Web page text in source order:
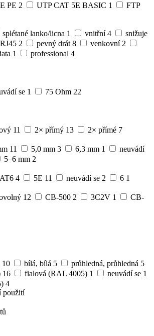
PE 2 UTP CAT 5E BASIC 1
FTP
splétané lanko/licna 1 vnitřní4
snižuje
2 pevný drát 8 venkovní 2
1 professional 4
se 1 75 Ohm 22
11 2× přímý 13 2× přímé 7
11 5,0 mm 3 6,3 mm 1
neuvádí
5–6 mm 2
4 5E 11 neuvádí se 2 6 1
12 CB-500 2 3C2V 1
CB-
10 bílá, bílá 5 průhledná, průhledná 5
16 fialová (RAL 4005) 1 neuvádí se 1
4
použití